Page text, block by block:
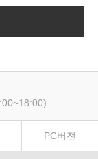
PC버전